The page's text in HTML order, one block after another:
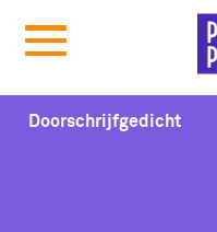
Doorschrijfgedicht